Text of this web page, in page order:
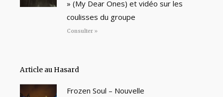
» (My Dear Ones) et vidéo sur les
coulisses du groupe
Consulter »
Article au Hasard
Frozen Soul – Nouvelle